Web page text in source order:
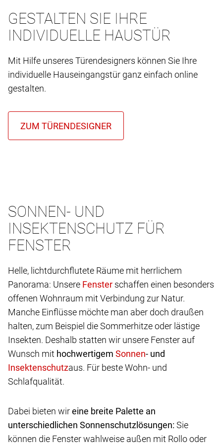
GESTALTEN SIE IHRE
INDIVIDUELLE HAUSTÜR
Mit Hilfe unseres Türendesigners können Sie Ihre
individuelle Hauseingangstür ganz einfach online
gestalten.
SONNEN- UND
INSEKTENSCHUTZ FÜR
FENSTER
Helle, lichtdurchflutete Räume mit herrlichem
Panorama: Unsere
schaffen einen besonders
offenen Wohnraum mit Verbindung zur Natur.
Manche Einflüsse möchte man aber doch draußen
halten, zum Beispiel die Sommerhitze oder lästige
Insekten. Deshalb statten wir unsere Fenster auf
Wunsch mit hochwertigem
- und
aus. Für beste Wohn- und
Schlafqualität.
Dabei bieten wireine breite Palette an
unterschiedlichen Sonnenschutzlösungen: Sie
können die Fenster wahlweise außen mit Rollo oder